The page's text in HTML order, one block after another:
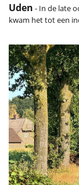
Uden - In de late
kwam het tot een